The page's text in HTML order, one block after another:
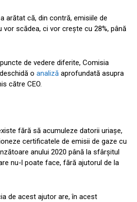
arătat că, din contră, emisiile de
vor scădea, ci vor crește cu 28%, până
de vedere diferite, Comisia
o analiză aprofundată asupra
către CEO.
fără să acumuleze datorii uriașe,
certificatele de emisii de gaze cu
anului 2020 până la sfârșitul
nu-l poate face, fără ajutorul de la
de acest ajutor are, în acest